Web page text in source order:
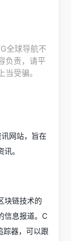
全球导航不
负责，请平
受骗。
网站，旨在
。
块链技术的
信息报道。C
踪器，可以跟